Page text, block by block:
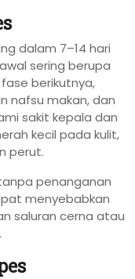
dalam 7–14 hari
sering berupa
berikutnya,
nafsu makan, dan
sakit kepala dan
kecil pada kulit,
perut.
penanganan
menyebabkan
saluran cerna atau